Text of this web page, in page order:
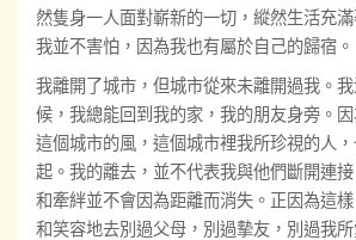
然隻身一人面對嶄新的一切，縱然生活充
我並不害怕，因為我也有屬於自己的歸宿。
我離開了城市，但城市從來未離開過我。
候，我總能回到我的家，我的朋友身旁。因
這個城市的風，這個城市裡我所珍視的人
起。我的離去，並不代表我與他們斷開連
和牽絆並不會因為距離而消失。正因為這
和笑容地去別過父母，別過摰友，別過我